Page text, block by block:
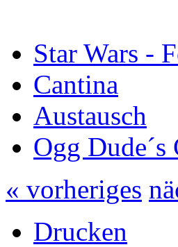
Star Wars -
Cantina
Austausch
Ogg
« vorheriges
Drucken